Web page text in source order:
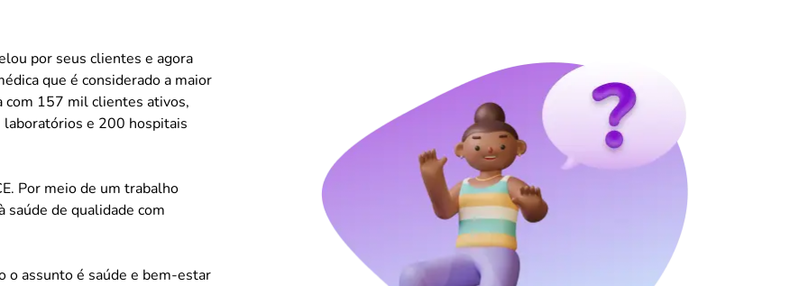
por seus clientes e agora
que é considerado a maior
com 157 mil clientes ativos,
e 200 hospitais
Por meio de um trabalho
saúde de qualidade com
o assunto é saúde e bem-estar